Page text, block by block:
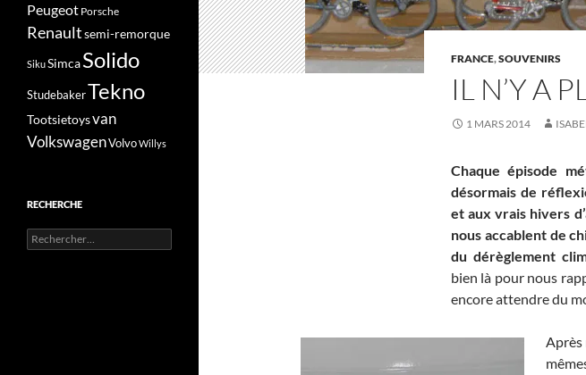
FRANCE,SOUVENIRS
IL N’Y A
1 MARS 2014
Chaque épisode
désormais de
et aux vrais hivers
nous accablent de
du dérèglement
bien là pour nous
encore attendre du
Après
Peugeot Porsche
Renaultsemi-remorque
SikuSimcaSolido
StudebakerTekno
Tootsietoysvan
VolkswagenVolvoWillys
RECHERCHE
Rechercher :